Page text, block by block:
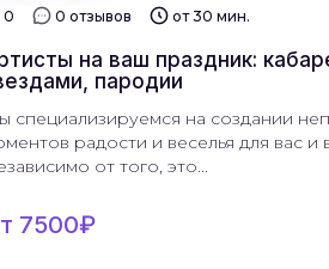
0 0 отзывов от 30 мин.
на ваш праздник:
пародии
специализируемся на создании
радости и веселья для вас и
от того, это...
7500₽